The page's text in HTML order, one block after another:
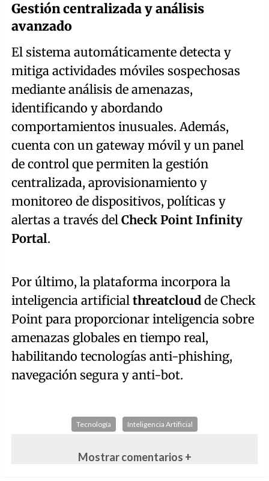
Gestión centralizada y análisis
avanzado
El sistema automáticamente detecta y
mitiga actividades móviles sospechosas
mediante análisis de amenazas,
identificando y abordando
comportamientos inusuales. Además,
cuenta con un gateway móvil y un panel
de control que permiten la gestión
centralizada, aprovisionamiento y
monitoreo de dispositivos, políticas y
alertas a través del Check Point Infinity
Portal.
Por último, la plataforma incorpora la
inteligencia artificial threatcloud de Check
Point para proporcionar inteligencia sobre
amenazas globales en tiempo real,
habilitando tecnologías anti-phishing,
navegación segura y anti-bot.
Tecnología Inteligencia Artificial
Mostrar comentarios +